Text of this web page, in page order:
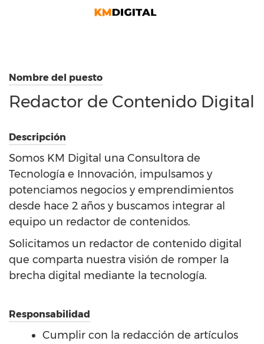
Nombre del puesto
Redactor de Contenido Digital
Descripción
Somos KM Digital una Consultora de
Tecnología e Innovación, impulsamos y
potenciamos negocios y emprendimientos
desde hace 2 años y buscamos integrar al
equipo un redactor de contenidos.
Solicitamos un redactor de contenido digital
que comparta nuestra visión de romper la
brecha digital mediante la tecnología.
Responsabilidad
Cumplir con la redacción de artículos